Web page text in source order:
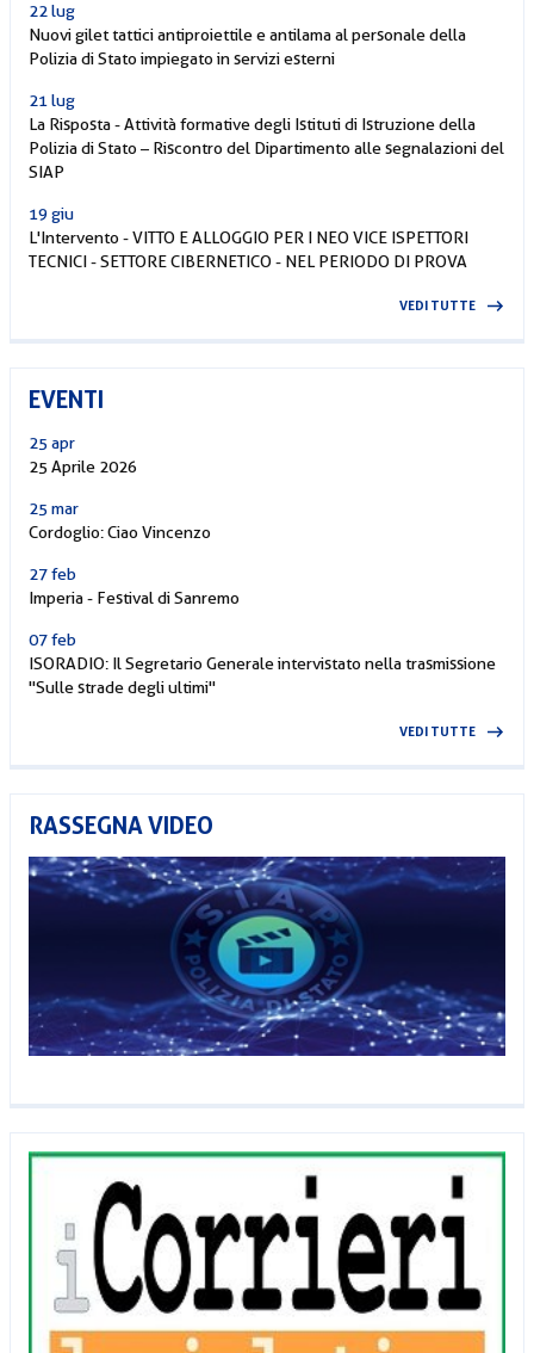
22 lug
Nuovi gilet tattici antiproiettile e antilama al personale della
Polizia di Stato impiegato in servizi esterni
21 lug
La Risposta - Attività formative degli Istituti di Istruzione della
Polizia di Stato – Riscontro del Dipartimento alle segnalazioni del
SIAP
19 giu
L'Intervento - VITTO E ALLOGGIO PER I NEO VICE ISPETTORI
TECNICI - SETTORE CIBERNETICO - NEL PERIODO DI PROVA
VEDI TUTTE
EVENTI
25 apr
25 Aprile 2026
25 mar
Cordoglio: Ciao Vincenzo
27 feb
Imperia - Festival di Sanremo
07 feb
ISORADIO: Il Segretario Generale intervistato nella trasmissione
"Sulle strade degli ultimi"
VEDI TUTTE
RASSEGNA VIDEO